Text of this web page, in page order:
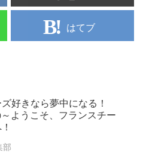
はてブ
好きなら夢中になる！
ようこそ、フランスチー
部